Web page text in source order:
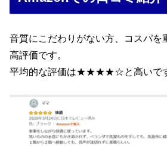
音質にこだわりがない方、コスパを
高評価です。
平均的な評価は★★★★☆と高いです